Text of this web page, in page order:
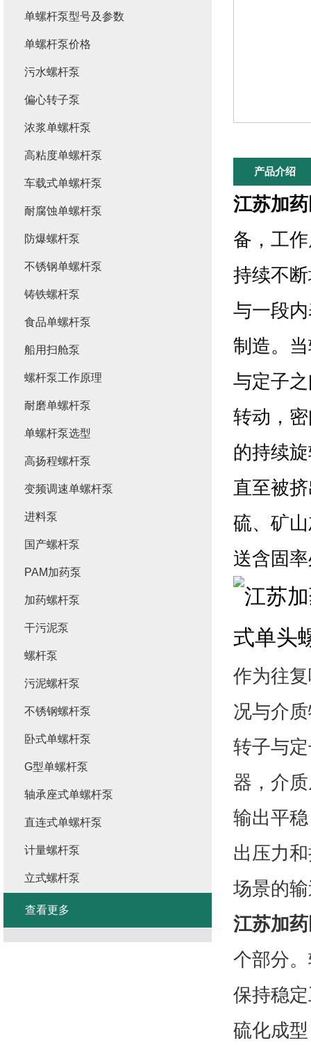
产品介绍
江苏加
备，工
持续不
与一段
制造。
与定子
转动，
的持续
直至被
硫、矿
送含固
作为往
况与介
转子与
器，介
输出平
出压力
场景的
江苏加
个部分
保持稳
硫化成
单螺杆泵型号及参数
单螺杆泵价格
污水螺杆泵
偏心转子泵
浓浆单螺杆泵
高粘度单螺杆泵
车载式单螺杆泵
耐腐蚀单螺杆泵
防爆螺杆泵
不锈钢单螺杆泵
铸铁螺杆泵
食品单螺杆泵
船用扫舱泵
螺杆泵工作原理
耐磨单螺杆泵
单螺杆泵选型
高扬程螺杆泵
变频调速单螺杆泵
进料泵
国产螺杆泵
PAM加药泵
加药螺杆泵
干污泥泵
螺杆泵
污泥螺杆泵
不锈钢螺杆泵
卧式单螺杆泵
G型单螺杆泵
轴承座式单螺杆泵
直连式单螺杆泵
计量螺杆泵
立式螺杆泵
查看更多